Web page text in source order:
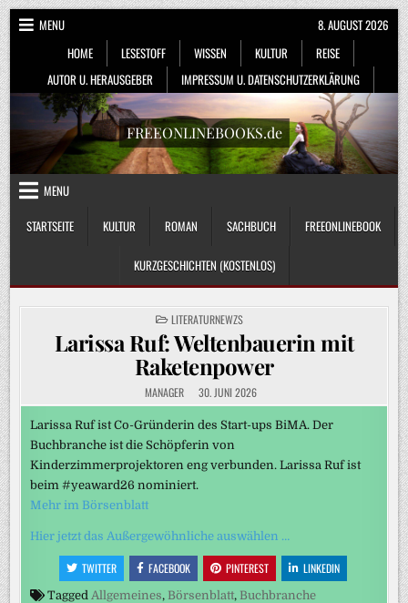
Skip
to
content
MENU
HOME
LESESTOFF WISSEN KULTUR
REISE
AUTOR U. HERAUSGEBER
IMPRESSUM U. DATENSCHUTZERKLÄRUNG
8. AUGUST 2026
FREEONLINEBOOKS.de
MENU
STARTSEITE
KULTUR ROMAN SACHBUCH FREEONLINEBOOK
KURZGESCHICHTEN (KOSTENLOS)
POSTED
IN
LITERATURNEWZS
Larissa Ruf: Weltenbauerin mit
Raketenpower
MANAGER 30. JUNI 2026
Larissa Ruf ist Co-Gründerin des Start-ups BiMA. Der
Buchbranche ist die Schöpferin von
Kinderzimmerprojektoren eng verbunden. Larissa Ruf ist
beim #yeaward26 nominiert.
Mehr im Börsenblatt
Hier jetzt das Außergewöhnliche auswählen …
TWITTER FACEBOOK PINTEREST LINKEDIN
Tagged Allgemeines, Börsenblatt, Buchbranche